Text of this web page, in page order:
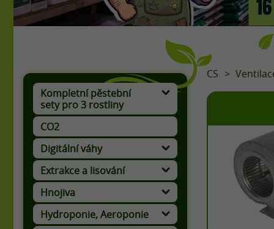
Kompletní pěstební
sety pro 3 rostliny
CO2
Digitální váhy
Extrakce a lisování
Hnojiva
Hydroponie, Aeroponie
CS